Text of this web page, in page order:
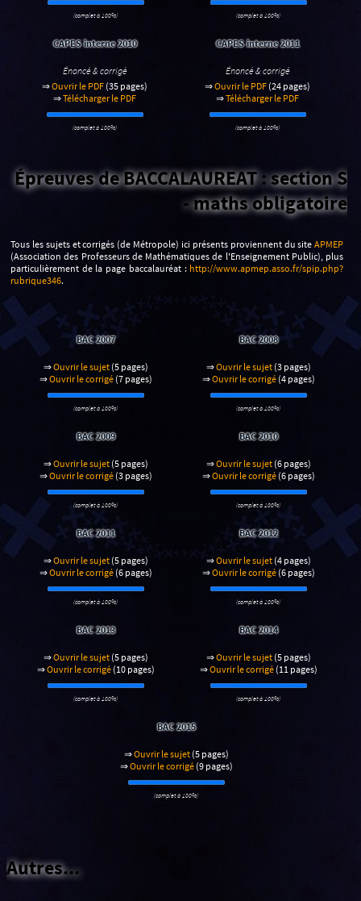
(complet à 100%) (complet à 100%)
CAPES interne 2010
Énoncé & corrigé
⇒Ouvrir le PDF (35 pages)
⇒Télécharger le PDF
(complet à 100%)
CAPES interne 2011
Énoncé & corrigé
⇒Ouvrir le PDF (24 pages)
⇒Télécharger le PDF
(complet à 100%)
Épreuves de BACCALAUREAT : section S
- maths obligatoire
Tous les sujets et corrigés (de Métropole) ici présents proviennent du siteAPMEP
(Association des Professeurs de Mathématiques de l'Enseignement Public), plus
particulièrement de la page baccalauréat : http://www.apmep.asso.fr/spip.php?
rubrique346.
BAC 2007
⇒Ouvrir le sujet(5 pages)
⇒Ouvrir le corrigé(7 pages)
(complet à 100%)
BAC 2008
⇒Ouvrir le sujet(3 pages)
⇒Ouvrir le corrigé(4 pages)
(complet à 100%)
BAC 2009
⇒Ouvrir le sujet(5 pages)
⇒Ouvrir le corrigé(3 pages)
(complet à 100%)
BAC 2010
⇒Ouvrir le sujet(6 pages)
⇒Ouvrir le corrigé(6 pages)
(complet à 100%)
BAC 2011
⇒Ouvrir le sujet(5 pages)
⇒Ouvrir le corrigé(6 pages)
(complet à 100%)
BAC 2012
⇒Ouvrir le sujet(4 pages)
⇒Ouvrir le corrigé(6 pages)
(complet à 100%)
BAC 2013
⇒Ouvrir le sujet(5 pages)
⇒Ouvrir le corrigé(10 pages)
(complet à 100%)
BAC 2014
⇒Ouvrir le sujet(5 pages)
⇒Ouvrir le corrigé(11 pages)
(complet à 100%)
BAC 2015
⇒Ouvrir le sujet(5 pages)
⇒Ouvrir le corrigé(9 pages)
(complet à 100%)
Autres...